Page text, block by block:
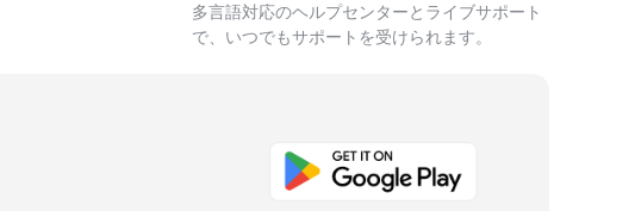
多言語対応のヘルプセンターとライブサポート
で、いつでもサポートを受けられます。